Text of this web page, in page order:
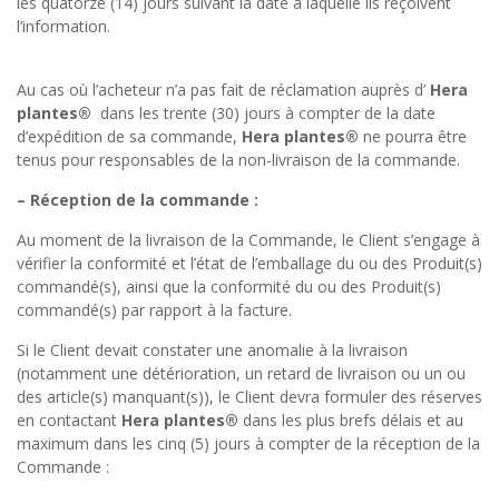
l’information.
Au cas où l’acheteur n’a pas fait de réclamation auprès d’ Hera
plantes® dans les trente (30) jours à compter de la date
d’expédition de sa commande, Hera plantes® ne pourra être
tenus pour responsables de la non-livraison de la commande.
– Réception de la commande :
Au moment de la livraison de la Commande, le Client s’engage à
vérifier la conformité et l’état de l’emballage du ou des Produit(s)
commandé(s), ainsi que la conformité du ou des Produit(s)
commandé(s) par rapport à la facture.
Si le Client devait constater une anomalie à la livraison
(notamment une détérioration, un retard de livraison ou un ou
des article(s) manquant(s)), le Client devra formuler des réserves
en contactant Hera plantes® dans les plus brefs délais et au
maximum dans les cinq (5) jours à compter de la réception de la
Commande :